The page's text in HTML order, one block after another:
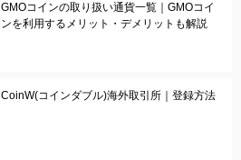
GMOコインの取り扱い通貨一覧｜GMOコイ
ンを利用するメリット・デメリットも解説
CoinW(コインダブル)海外取引所｜登録方法